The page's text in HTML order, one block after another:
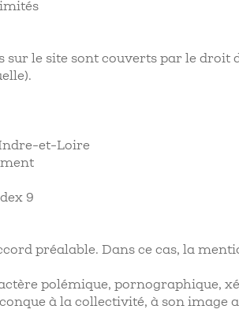
le site sont couverts par le droit
et-Loire
9
préalable. Dans ce cas, la
polémique, pornographique,
à la collectivité, à son image